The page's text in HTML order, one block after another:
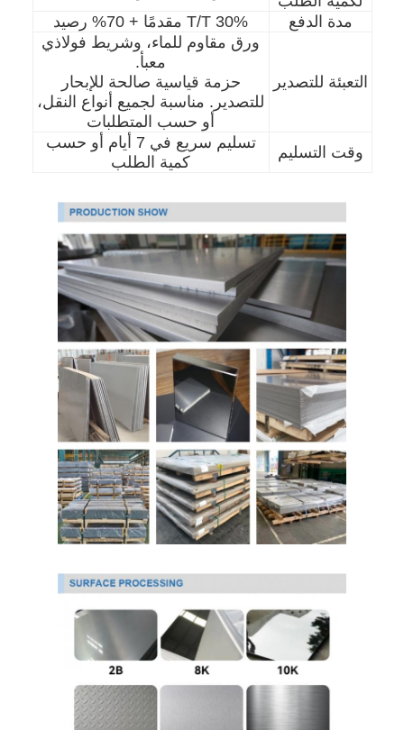
الصفحة الرئيسية
المنتجات
مقاطع فيديو
حولنا
جولة في المصنع
مراقبة الجودة
اتصل بنا
أخبار
صفائح الفولاذ المقاوم للصدأ المدرفلة على البارد
لفائف الفولاذ المقاوم للصدأ المدرفلة على البارد
ورقة الفولاذ المقاوم للصدأ المدرفلة على الساخن
لفائف الفولاذ المقاوم للصدأ المدرفلة على الساخن
مدة الدفع
30% T/T مقدمًا + 70% رصيد
التعبئة للتصدير
ورق مقاوم للماء، وشريط فولاذي
معبأ.
حزمة قياسية صالحة للإبحار
للتصدير. مناسبة لجميع أنواع النقل،
أو حسب المتطلبات
وقت التسليم
تسليم سريع في 7 أيام أو حسب
كمية الطلب